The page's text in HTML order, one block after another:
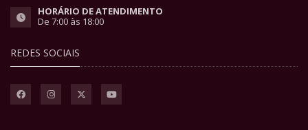
HORÁRIO DE ATENDIMENTO
De 7:00 às 18:00
REDES SOCIAIS